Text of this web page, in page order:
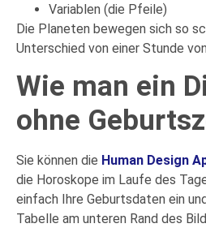
Variablen (die Pfeile)
Die Planeten bewegen sich so
Unterschied von einer Stunde
Wie man ein
ohne
Sie können die Human Design
die Horoskope im Laufe des
einfach Ihre Geburtsdaten ein
Tabelle am unteren Rand des